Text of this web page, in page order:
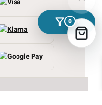
filter_altFilter
0